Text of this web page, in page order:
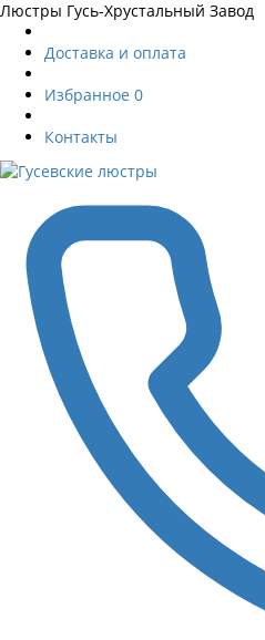
Люстры Гусь-Хрустальный Завод
Доставка и оплата
Избранное 0
Контакты